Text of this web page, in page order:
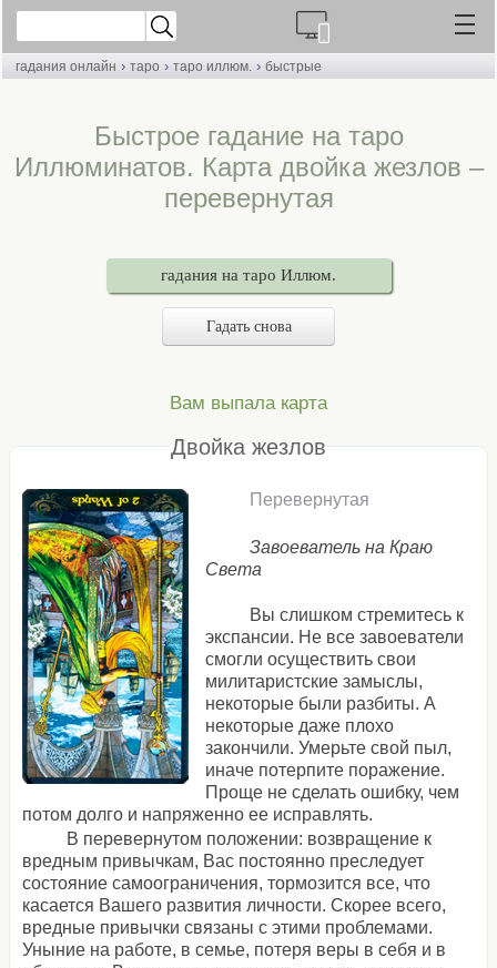
гадания онлайн › таро › таро иллюм. › быстрые
Быстрое гадание на таро
Иллюминатов. Карта двойка жезлов –
перевернутая
гадания на таро Иллюм.
Гадать снова
Вам выпала карта
Двойка жезлов
Перевернутая
Завоеватель на Краю
Света
Вы слишком стремитесь к
экспансии. Не все завоеватели
смогли осуществить свои
милитаристские замыслы,
некоторые были разбиты. А
некоторые даже плохо
закончили. Умерьте свой пыл,
иначе потерпите поражение.
Проще не сделать ошибку, чем
потом долго и напряженно ее исправлять.
В перевернутом положении: возвращение к
вредным привычкам, Вас постоянно преследует
состояние самоограничения, тормозится все, что
касается Вашего развития личности. Скорее всего,
вредные привычки связаны с этими проблемами.
Уныние на работе, в семье, потеря веры в себя и в